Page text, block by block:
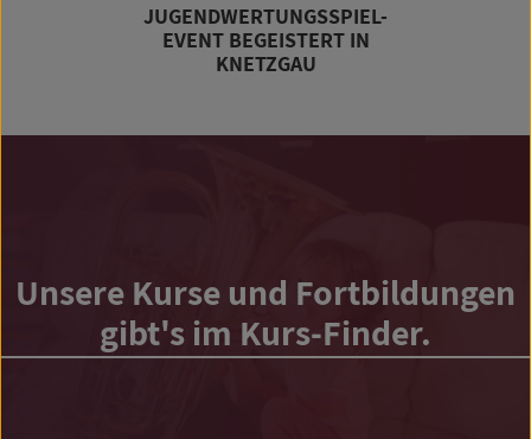
JUGENDWERTUNGSSPIEL-
EVENT BEGEISTERT IN
KNETZGAU
Unsere Kurse und Fortbildungen
gibt's im Kurs-Finder.